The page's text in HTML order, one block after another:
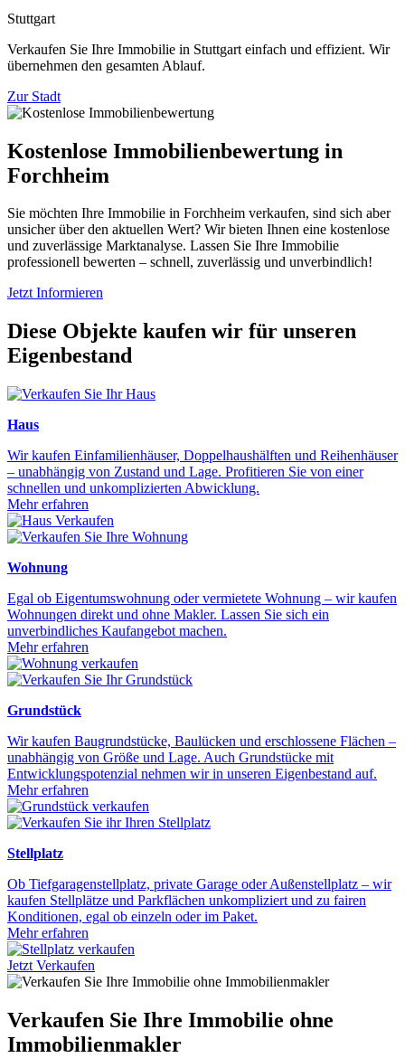
Stuttgart
Verkaufen Sie Ihre Immobilie in Stuttgart einfach und effizient. Wir
übernehmen den gesamten Ablauf.
Zur Stadt
Kostenlose Immobilienbewertung in
Forchheim
Sie möchten Ihre Immobilie in Forchheim verkaufen, sind sich aber
unsicher über den aktuellen Wert? Wir bieten Ihnen eine kostenlose
und zuverlässige Marktanalyse. Lassen Sie Ihre Immobilie
professionell bewerten – schnell, zuverlässig und unverbindlich!
Jetzt Informieren
Diese Objekte kaufen wir für unseren
Eigenbestand
Haus
Wir kaufen Einfamilienhäuser, Doppelhaushälften und Reihenhäuser
– unabhängig von Zustand und Lage. Profitieren Sie von einer
schnellen und unkomplizierten Abwicklung.
Mehr erfahren
Wohnung
Egal ob Eigentumswohnung oder vermietete Wohnung – wir kaufen
Wohnungen direkt und ohne Makler. Lassen Sie sich ein
unverbindliches Kaufangebot machen.
Mehr erfahren
Grundstück
Wir kaufen Baugrundstücke, Baulücken und erschlossene Flächen –
unabhängig von Größe und Lage. Auch Grundstücke mit
Entwicklungspotenzial nehmen wir in unseren Eigenbestand auf.
Mehr erfahren
Stellplatz
Ob Tiefgaragenstellplatz, private Garage oder Außenstellplatz – wir
kaufen Stellplätze und Parkflächen unkompliziert und zu fairen
Konditionen, egal ob einzeln oder im Paket.
Mehr erfahren
Jetzt Verkaufen
Verkaufen Sie Ihre Immobilie ohne
Immobilienmakler